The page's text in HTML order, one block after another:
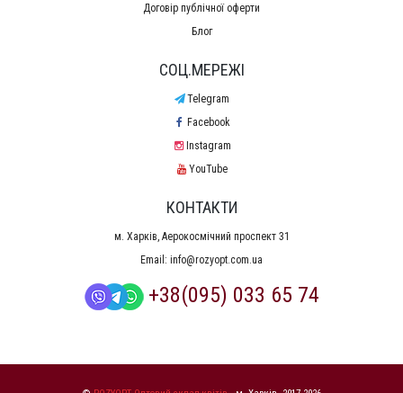
Договір публічної оферти
Блог
СОЦ.МЕРЕЖІ
Telegram
Facebook
Instagram
YouTube
КОНТАКТИ
м. Харків, Аерокосмічний проспект 31
Email: info@rozyopt.com.ua
+38(095) 033 65 74